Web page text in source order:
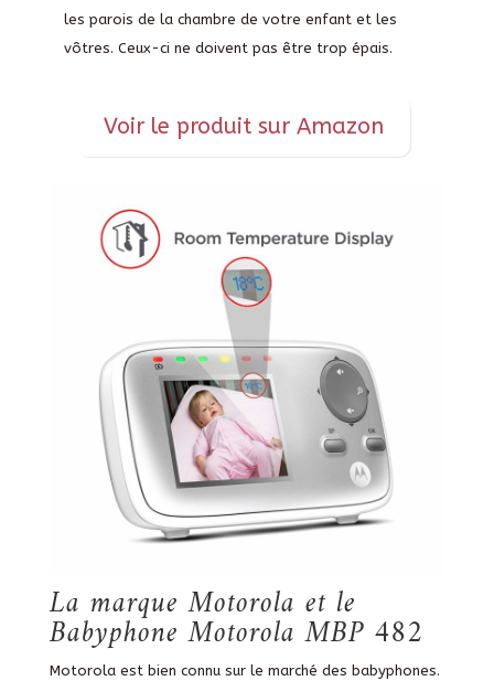
les parois de la chambre de votre enfant et les
vôtres. Ceux-ci ne doivent pas être trop épais.
Voir le produit sur Amazon
La marque Motorola et le
Babyphone Motorola MBP 482
Motorola est bien connu sur le marché des babyphones.